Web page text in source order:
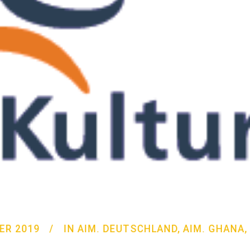
2019 IN AIM. DEUTSCHLAND, AIM. GHANA,